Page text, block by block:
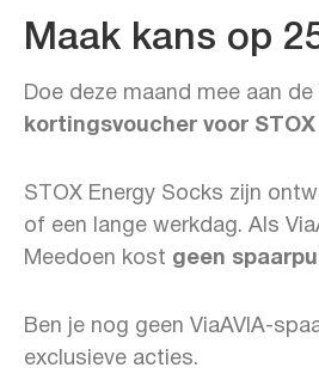
Maak kans op
Doe deze maand mee aan de
kortingsvoucher voor
STOX Energy Socks zijn
of een lange werkdag. Als
Meedoen kost geen
Ben je nog geen ViaAVIA-
exclusieve acties.